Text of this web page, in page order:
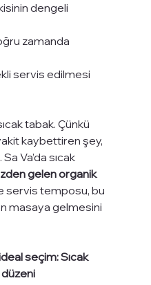
dengeli
zamanda
servis edilmesi
tabak. Çünkü
kaybettiren şey,
Va’da sıcak
gelen organik
servis temposu, bu
masaya gelmesini
ideal seçim: Sıcak